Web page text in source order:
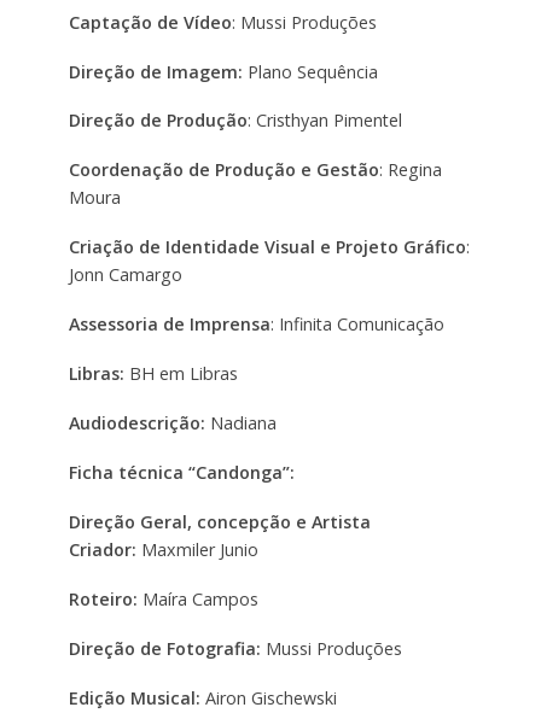
Captação de Vídeo: Mussi Produções
Direção de Imagem: Plano Sequência
Direção de Produção: Cristhyan Pimentel
Coordenação de Produção e Gestão: Regina
Moura
Criação de Identidade Visual e Projeto Gráfico:
Jonn Camargo
Assessoria de Imprensa: Infinita Comunicação
Libras: BH em Libras
Audiodescrição: Nadiana
Ficha técnica “Candonga”:
Direção Geral, concepção e Artista
Criador: Maxmiler Junio
Roteiro: Maíra Campos
Direção de Fotografia: Mussi Produções
Edição Musical: Airon Gischewski